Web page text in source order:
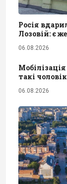
Росія
Лозовій: є
06.08.2026
такі
06.08.2026